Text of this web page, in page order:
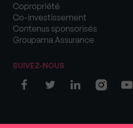
Copropriété
Co-investissement
Contenus sponsorisés
Groupama Assurance
SUIVEZ-NOUS